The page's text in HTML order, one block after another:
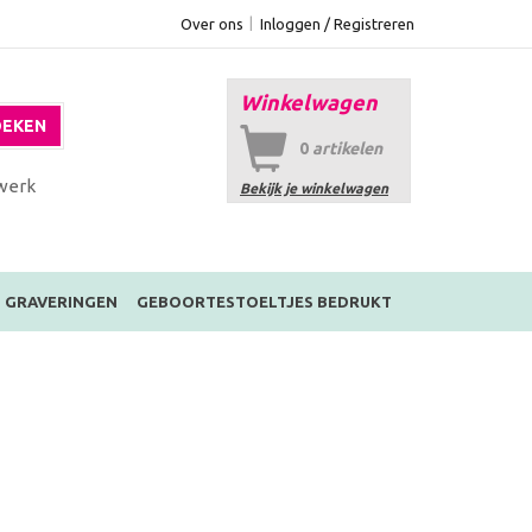
Over ons Inloggen / Registreren
Winkelwagen
0 artikelen
Bekijk je winkelwagen
GRAVERINGEN GEBOORTESTOELTJES BEDRUKT